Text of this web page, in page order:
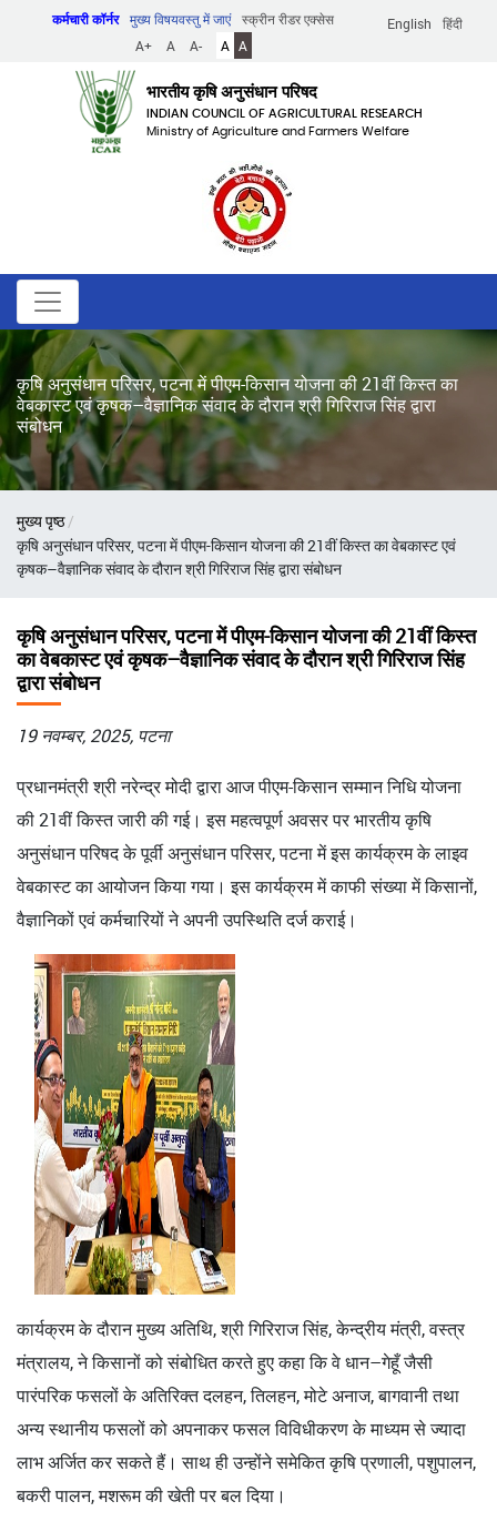
English हिंदी
कर्मचारी कॉर्नर मुख्य विषयवस्तु में जाएं
स्क्रीन रीडर एक्सेस
A+
A A- A A
भारतीय कृषि अनुसंधान परिषद
INDIAN COUNCIL OF AGRICULTURAL RESEARCH
Ministry of Agriculture and Farmers Welfare
कृषि अनुसंधान परिसर, पटना में पीएम-किसान योजना की 21वीं किस्त का
वेबकास्ट एवं कृषक–वैज्ञानिक संवाद के दौरान श्री गिरिराज सिंह द्वारा
संबोधन
पग
चिन्ह
मुख्य पृष्ठ
कृषि अनुसंधान परिसर, पटना में पीएम-किसान योजना की 21वीं किस्त का वेबकास्ट एवं
कृषक–वैज्ञानिक संवाद के दौरान श्री गिरिराज सिंह द्वारा संबोधन
कृषि अनुसंधान परिसर, पटना में पीएम-किसान योजना की 21वीं किस्त
का वेबकास्ट एवं कृषक–वैज्ञानिक संवाद के दौरान श्री गिरिराज सिंह
द्वारा संबोधन
19 नवम्बर, 2025, पटना
प्रधानमंत्री श्री नरेन्द्र मोदी द्वारा आज पीएम-किसान सम्मान निधि योजना
की 21वीं किस्त जारी की गई। इस महत्वपूर्ण अवसर पर भारतीय कृषि
अनुसंधान परिषद के पूर्वी अनुसंधान परिसर, पटना में इस कार्यक्रम के लाइव
वेबकास्ट का आयोजन किया गया। इस कार्यक्रम में काफी संख्या में किसानों,
वैज्ञानिकों एवं कर्मचारियों ने अपनी उपस्थिति दर्ज कराई।
कार्यक्रम के दौरान मुख्य अतिथि, श्री गिरिराज सिंह, केन्द्रीय मंत्री, वस्त्र
मंत्रालय, ने किसानों को संबोधित करते हुए कहा कि वे धान–गेहूँ जैसी
पारंपरिक फसलों के अतिरिक्त दलहन, तिलहन, मोटे अनाज, बागवानी तथा
अन्य स्थानीय फसलों को अपनाकर फसल विविधीकरण के माध्यम से ज्यादा
लाभ अर्जित कर सकते हैं। साथ ही उन्होंने समेकित कृषि प्रणाली, पशुपालन,
बकरी पालन, मशरूम की खेती पर बल दिया।